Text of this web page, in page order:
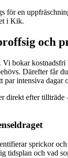
en
i Kik.
och
bokar
Därefter får
par intensiva
efter
sprickor
tidsplan och vad